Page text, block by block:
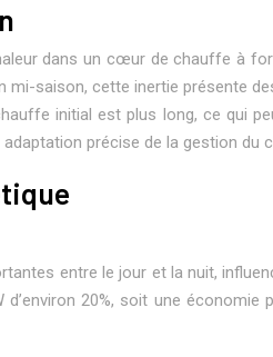
dans un cœur de chauffe à
saison, cette inertie présente
initial est plus long, ce qui
précise de la gestion du
entre le jour et la nuit,
20%, soit une